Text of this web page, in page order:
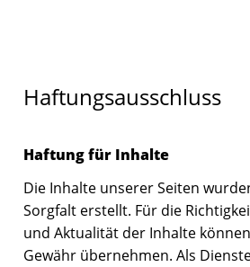
Haftungsausschluss
Haftung für Inhalte
Die Inhalte unserer Seiten
Sorgfalt erstellt. Für die
und Aktualität der Inhalte
Gewähr übernehmen. Als